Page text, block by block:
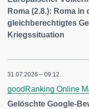
Roma (2.8.): Roma
gleichberechtigtes
Kriegssituation
31.07.2026 – 09:12
goodRanking Online
Gelöschte Google-